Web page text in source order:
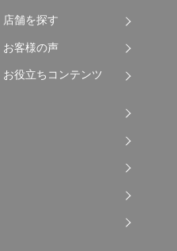
店舗を探す
お客様の声
お役立ちコンテンツ